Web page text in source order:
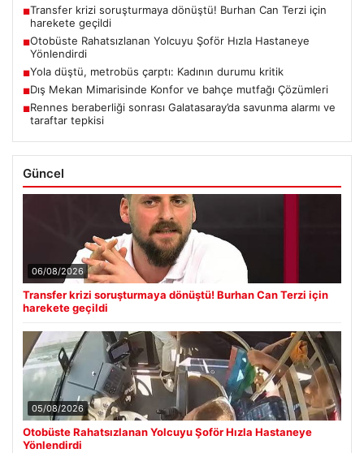
■Transfer krizi soruşturmaya dönüştü! Burhan Can Terzi için
harekete geçildi
■Otobüste Rahatsızlanan Yolcuyu Şoför Hızla Hastaneye
Yönlendirdi
■Yola düştü, metrobüs çarptı: Kadının durumu kritik
■Dış Mekan Mimarisinde Konfor ve bahçe mutfağı Çözümleri
■Rennes beraberliği sonrası Galatasaray’da savunma alarmı ve
taraftar tepkisi
Güncel
06/08/2026
Transfer krizi soruşturmaya dönüştü! Burhan Can Terzi için
harekete geçildi
05/08/2026
Otobüste Rahatsızlanan Yolcuyu Şoför Hızla Hastaneye
Yönlendirdi